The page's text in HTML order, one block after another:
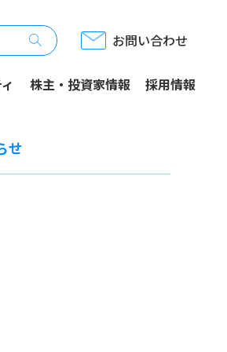
お問い合わせ
株主・投資家情報 採用情報
ースリリース
せ